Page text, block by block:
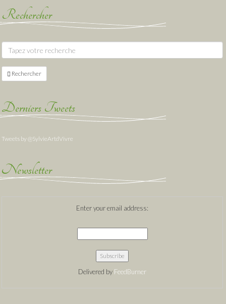
Rechercher
Rechercher
Derniers Tweets
Tweets by @SylvieArtdVivre
Newsletter
Enter your email address:
Delivered by FeedBurner